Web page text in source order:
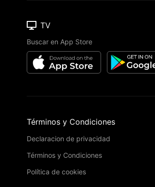
TV
Buscar en App Store
Términos y Condiciones
Declaracion de privacidad
Términos y Condiciones
Política de cookies